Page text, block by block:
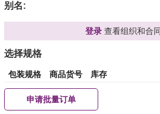
别名:
登录 查看组织和合
选择规格
包装规格 商品货号 库存
申请批量订单